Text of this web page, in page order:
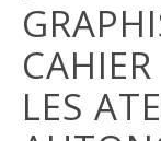
LES